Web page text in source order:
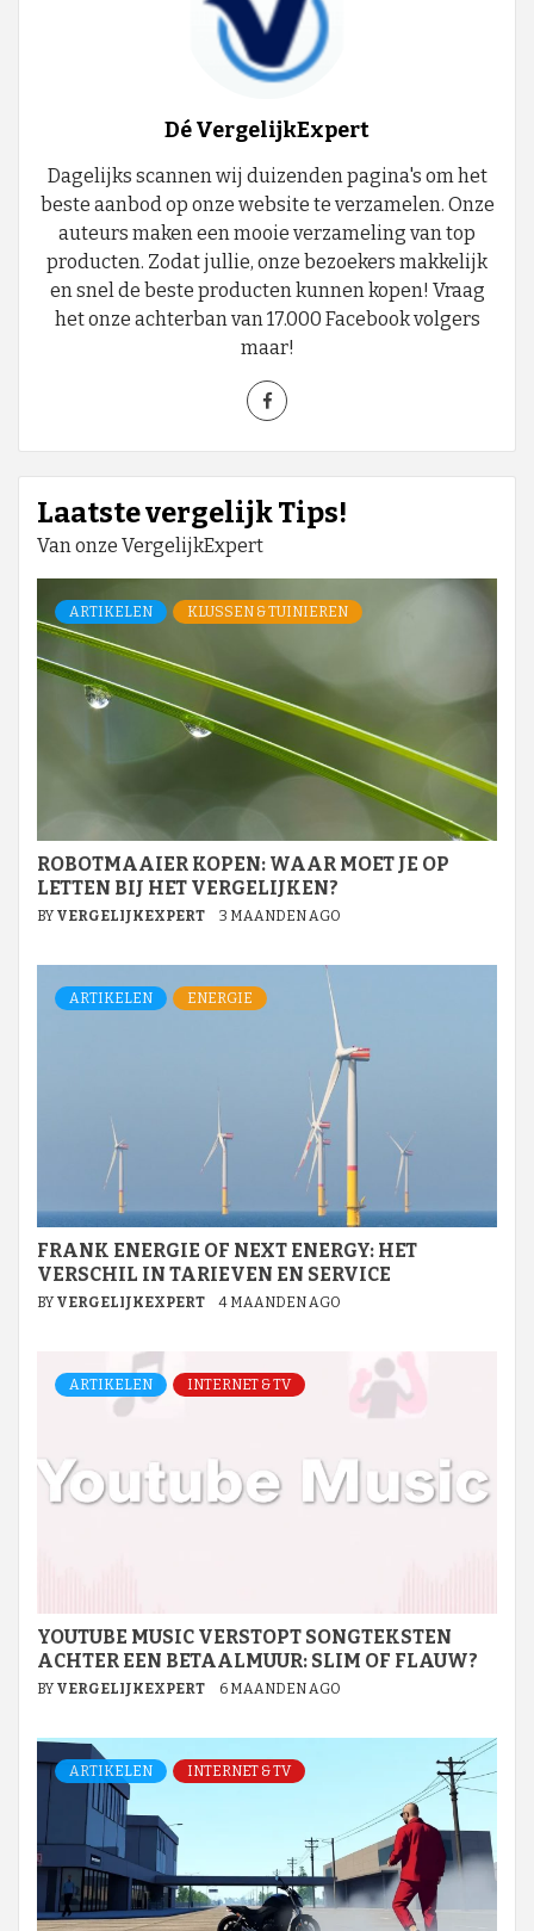
Dé VergelijkExpert
Dagelijks scannen wij duizenden pagina's om het
beste aanbod op onze website te verzamelen. Onze
auteurs maken een mooie verzameling van top
producten. Zodat jullie, onze bezoekers makkelijk
en snel de beste producten kunnen kopen! Vraag
het onze achterban van 17.000 Facebook volgers
maar!
Laatste vergelijk Tips!
Van onze VergelijkExpert
ARTIKELEN KLUSSEN & TUINIEREN
ROBOTMAAIER KOPEN: WAAR MOET JE OP
LETTEN BIJ HET VERGELIJKEN?
BY VERGELIJKEXPERT 3 MAANDEN AGO
ARTIKELEN ENERGIE
FRANK ENERGIE OF NEXT ENERGY: HET
VERSCHIL IN TARIEVEN EN SERVICE
BY VERGELIJKEXPERT 4 MAANDEN AGO
ARTIKELEN INTERNET & TV
YOUTUBE MUSIC VERSTOPT SONGTEKSTEN
ACHTER EEN BETAALMUUR: SLIM OF FLAUW?
BY VERGELIJKEXPERT 6 MAANDEN AGO
ARTIKELEN INTERNET & TV